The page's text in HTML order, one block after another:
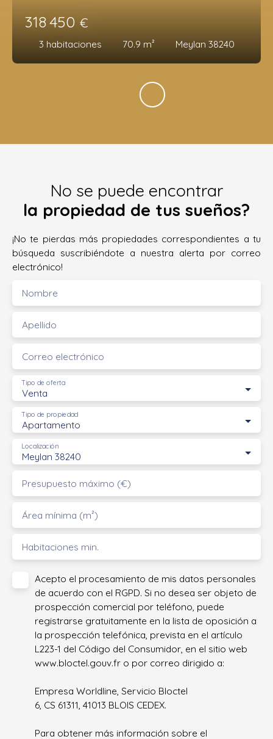
318 450 €
3 habitaciones 70.9 m² Meylan 38240
No se puede encontrar
la propiedad de tus sueños?
¡No te pierdas más propiedades correspondientes a tu
búsqueda suscribiéndote a nuestra alerta por correo
electrónico!
Nombre
Apellido
Correo electrónico
Venta
Tipo de oferta
Apartamento
Tipo de propiedad
Meylan 38240
Localización
Presupuesto máximo (€)
Área mínima (m²)
Habitaciones min.
Acepto el procesamiento de mis datos personales
de acuerdo con el RGPD. Si no desea ser objeto de
prospección comercial por teléfono, puede
registrarse gratuitamente en la lista de oposición a
la prospección telefónica, prevista en el artículo
L223-1 del Código del Consumidor, en el sitio web
www.bloctel.gouv.fr o por correo dirigido a:
Empresa Worldline, Servicio Bloctel
6, CS 61311, 41013 BLOIS CEDEX.
Para obtener más información sobre el